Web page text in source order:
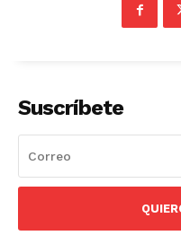
Diario los
Suscríbete